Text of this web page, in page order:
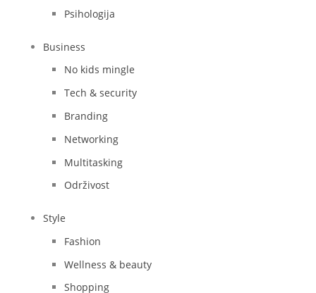
Psihologija
Business
No kids mingle
Tech & security
Branding
Networking
Multitasking
Održivost
Style
Fashion
Wellness & beauty
Shopping